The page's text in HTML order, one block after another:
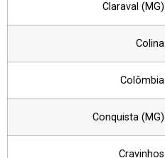
Claraval (MG)
Colina
Colômbia
Conquista (MG)
Cravinhos